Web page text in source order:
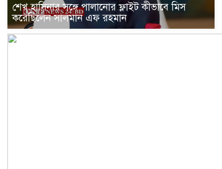
শেখ হাসিনার সঙ্গে পালানোর ফ্লাইট কীভাবে মিস
করেছিলেন সালমান এফ রহমান